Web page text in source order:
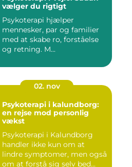
vælger du rigtigt
Psykoterapi hjælper
mennesker, par og familier
med at skabe ro, forståelse
og retning. M...
02. nov
Psykoterapi i kalundborg:
en rejse mod personlig
vækst
Psykoterapi i Kalundborg
handler ikke kun om at
lindre symptomer, men også
om at forstå sig selv bed...